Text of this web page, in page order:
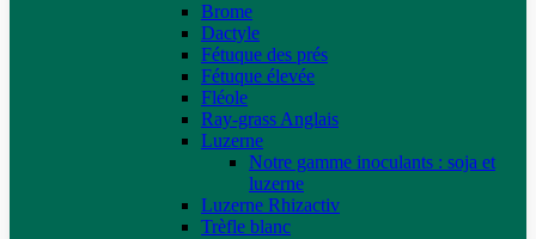
Brome
Dactyle
Fétuque des prés
Fétuque élevée
Fléole
Ray-grass Anglais
Luzerne
Notre gamme inoculants : soja et
luzerne
Luzerne Rhizactiv
Trèfle blanc